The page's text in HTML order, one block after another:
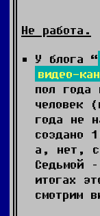
Не работа.
У блога “
видео-
пол года
человек
года не
создано
а, нет,
Седьмой
итогах
смотрим